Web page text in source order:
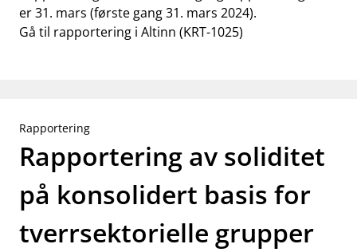
er 31. mars (første gang 31. mars 2024).
Gå til rapportering i Altinn (KRT-1025)
Rapportering
Rapportering av soliditet
på konsolidert basis for
tverrsektorielle grupper